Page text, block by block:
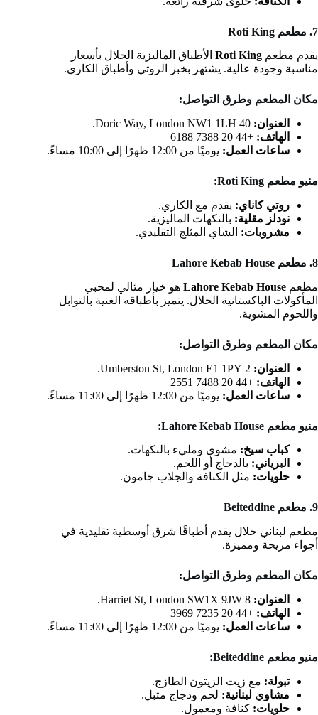
7. مطعم Roti King
يقدم مطعم Roti King الأطباق الماليزية الحلال بأسعار
مناسبة وجودة عالية. يشتهر بخبز الروتي وأطباق الكاري.
مكان المطعم وطرق التواصل:
العنوان:
الهاتف: +44 20 7388 6188
ساعات العمل: يوميًا من 12:00 ظهرًا إلى 10:00 مساءً.
منيو مطعم Roti King:
روتي كاناي: يقدم مع الكاري.
نودلز مقلية: بالنكهات الماليزية.
مشروبات: الشاي المثلج التقليدي.
8. مطعم Lahore Kebab House
مطعم Lahore Kebab House هو خيار مثالي لمحبي
المأكولات الباكستانية الحلال. يتميز بأطباقه الغنية بالتوابل
واللحوم المشوية.
مكان المطعم وطرق التواصل:
العنوان:
الهاتف: +44 20 7488 2551
ساعات العمل: يوميًا من 12:00 ظهرًا إلى 11:00 مساءً.
منيو مطعم Lahore Kebab House:
كباب سيخ: مشوي ومليء بالنكهات.
البرياني: بالدجاج أو اللحم.
حلويات: مثل الكنافة والجلاب جامون.
9. مطعم Beiteddine
مطعم لبناني حلال يقدم أطباقًا شرق أوسطية تقليدية في
أجواء مريحة ومميزة.
مكان المطعم وطرق التواصل:
العنوان:
الهاتف: +44 20 7235 3969
ساعات العمل: يوميًا من 12:00 ظهرًا إلى 11:00 مساءً.
منيو مطعم Beiteddine:
تبولة: مع زيت الزيتون الطازج.
مشاوي لبنانية: لحم ودجاج متبل.
حلويات: كنافة ومعمول.